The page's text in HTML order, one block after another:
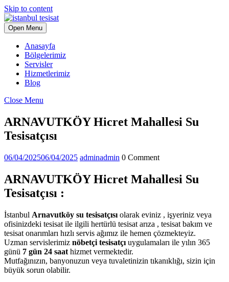
Skip to content
Open Menu
Anasayfa
Bölgelerimiz
Servisler
Hizmetlerimiz
Blog
Close Menu
ARNAVUTKÖY Hicret Mahallesi Su
Tesisatçısı
06/04/202506/04/2025 adminadmin 0 Comment
ARNAVUTKÖY Hicret Mahallesi Su
Tesisatçısı :
İstanbul Arnavutköy su tesisatçısı olarak eviniz , işyeriniz veya
ofisinizdeki tesisat ile ilgili hertürlü tesisat arıza , tesisat bakım ve
tesisat onarımları hızlı servis ağımız ile hemen çözmekteyiz.
Uzman servislerimiz nöbetçi tesisatçı uygulamaları ile yılın 365
günü 7 gün 24 saat hizmet vermektedir.
Mutfağınızın, banyonuzun veya tuvaletinizin tıkanıklığı, sizin için
büyük sorun olabilir.